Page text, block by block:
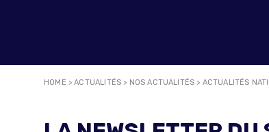
HOME >ACTUALITÉS > NOS ACTUALITÉS > ACTUALITÉS